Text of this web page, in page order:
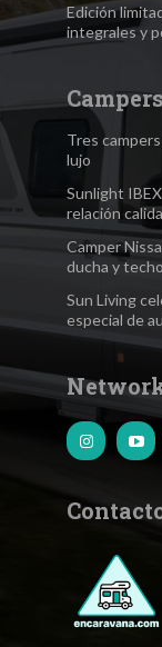
Edición
integrales y
Campers
Tres
lujo
Sunlight
relación
Camper
ducha y
Sun Living
especial de